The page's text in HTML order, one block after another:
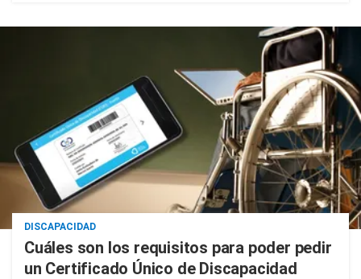
DISCAPACIDAD
Cuáles son los requisitos para poder pedir
un Certificado Único de Discapacidad